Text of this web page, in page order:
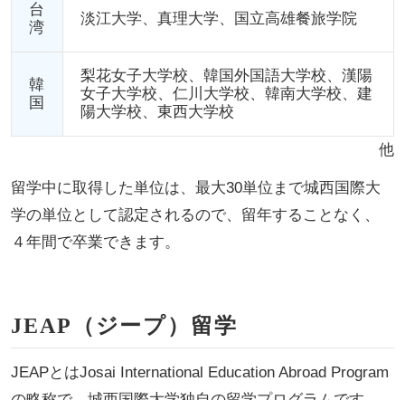
台
湾
淡江大学、真理大学、国立高雄餐旅学院
韓
国
梨花女子大学校、韓国外国語大学校、漢陽
女子大学校、仁川大学校、韓南大学校、建
陽大学校、東西大学校
他
留学中に取得した単位は、最大30単位まで城西国際大
学の単位として認定されるので、留年することなく、
４年間で卒業できます。
JEAP（ジープ）留学
JEAPとはJosai International Education Abroad Program